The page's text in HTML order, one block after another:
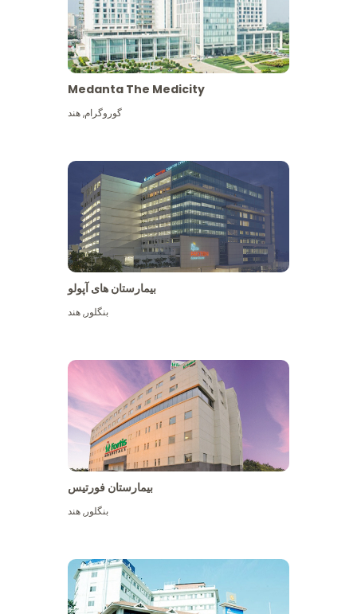
Medanta The Medicity
گوروگرام,هند
بیمارستان های آپولو
بنگلور,هند
بیمارستان فورتیس
بنگلور,هند